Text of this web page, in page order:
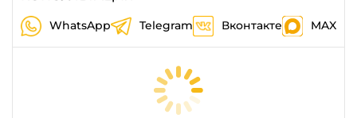
WhatsApp Telegram Вконтакте MAX